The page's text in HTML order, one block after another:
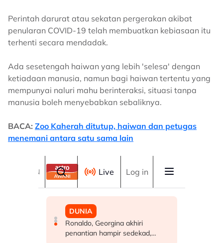
Perintah darurat atau sekatan pergerakan akibat
penularan COVID-19 telah membuatkan kebiasaan itu
terhenti secara mendadak.
Ada sesetengah haiwan yang lebih 'selesa' dengan
ketiadaan manusia, namun bagi haiwan tertentu yang
mempunyai naluri mahu berinteraksi, situasi tanpa
manusia boleh menyebabkan sebaliknya.
BACA: Zoo Kaherah ditutup, haiwan dan petugas
menemani antara satu sama lain